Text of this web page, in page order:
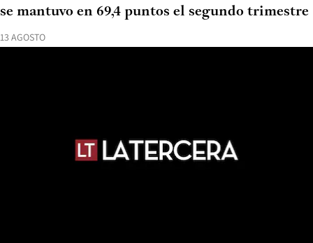
13 AGOSTO
se mantuvo en 69,4 puntos el segundo trimestre